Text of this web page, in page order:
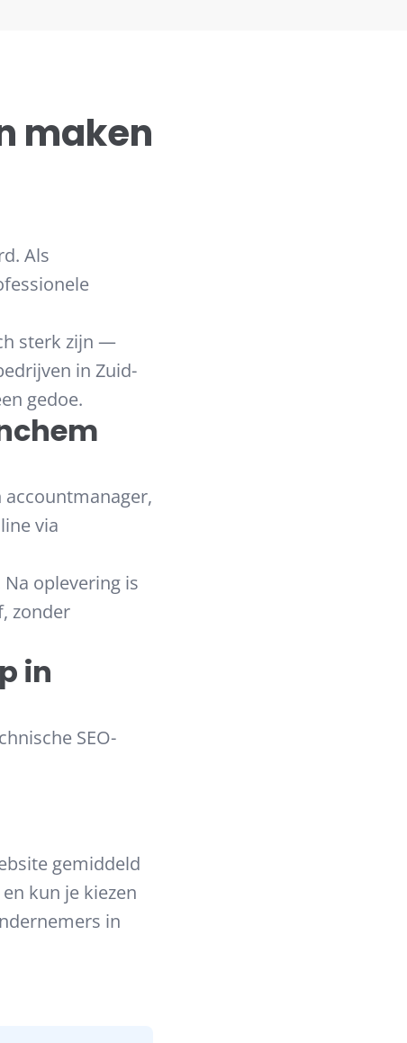
maken
Als
sterk zijn —
in Zuid-
gedoe.
via
oplevering is
zonder
in
SEO-
gemiddeld
kun je kiezen
in